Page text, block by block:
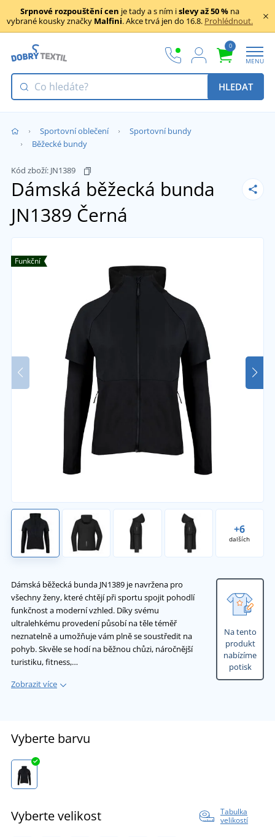
Srpnové rozpouštění cen je tady a s ním islevy až 50 % na
vybrané kousky značky Malfini. Akce trvá jen do 16.8. Prohlédnout.
0
MENU
HLEDAT
Sportovní oblečení
Sportovní bundy
Běžecké bundy
Kód zboží: JN1389
Dámská běžecká bunda
JN1389 Černá
+6
dalších
Funkční
Dámská běžecká bunda JN1389 je navržena pro
všechny ženy, které chtějí při sportu spojit pohodlí
funkčnost a moderní vzhled. Díky svému
ultralehkému provedení působí na těle téměř
neznatelně a umožňuje vám plně se soustředit na
pohyb. Skvěle se hodí na běžnou chůzi, náročnější
turistiku, fitness,…
Zobrazit více
Na tento
produkt
nabízíme
potisk
Vyberte barvu
Vyberte velikost
Tabulka
velikostí